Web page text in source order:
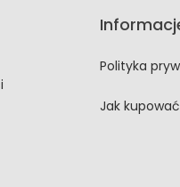
Polityka
Jak